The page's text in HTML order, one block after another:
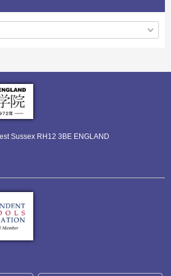
Sussex RH12 3BE ENGLAND